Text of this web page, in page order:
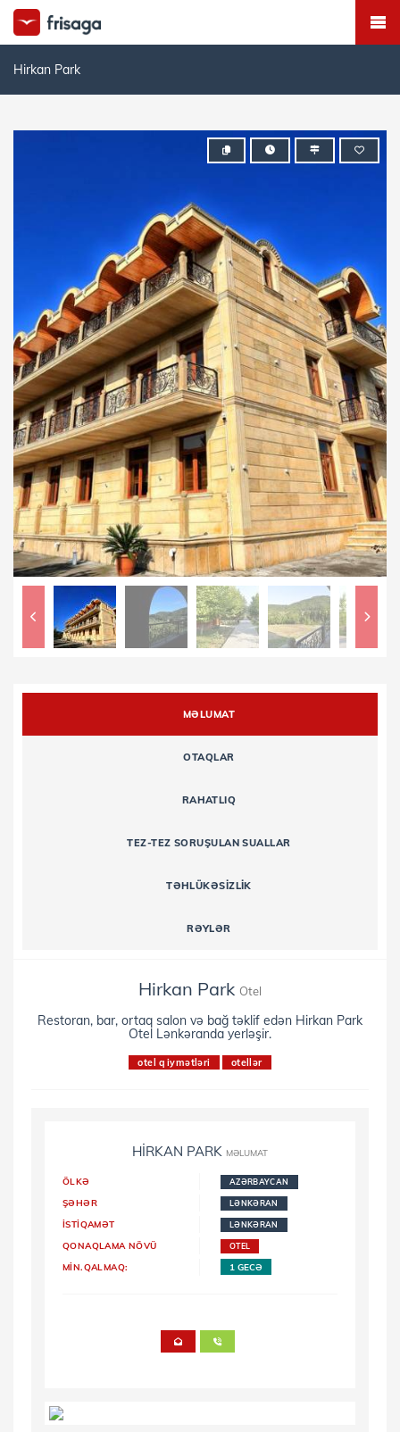
Hirkan Park
MƏLUMAT
OTAQLAR
RAHATLIQ
TEZ-TEZ SORUŞULAN SUALLAR
TƏHLÜKƏSIZLIK
RƏYLƏR
Hirkan Park Otel
Restoran, bar, ortaq salon və bağ təklif edən Hirkan Park
Otel Lənkəranda yerləşir.
otel qiymətləri otellər
HIRKAN PARK MƏLUMAT
ÖLKƏ AZƏRBAYCAN
ŞƏHƏR LƏNKƏRAN
İSTİQAMƏT LƏNKƏRAN
QONAQLAMA NÖVÜ OTEL
MİN.QALMAQ: 1 GECƏ